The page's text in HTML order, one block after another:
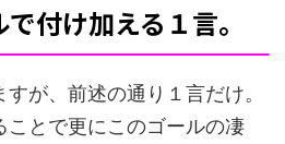
付け加える１言。
が、前述の通り１言だけ。
ことで更にこのゴールの凄